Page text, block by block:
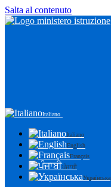
Salta al contenuto
Italiano
Italiano
English
Français
ਪੰਜਾਬੀ
Українська